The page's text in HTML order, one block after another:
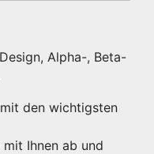
Alpha-, Beta-
den wichtigsten
Ihnen ab und